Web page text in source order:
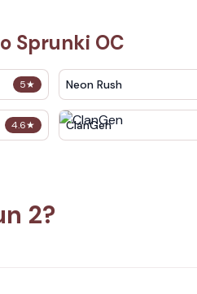
Sprunki OC
5★ Neon Rush
4.6★ ClanGen
2?